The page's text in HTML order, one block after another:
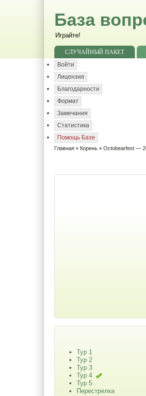
База
Играйте!
СЛУЧАЙНЫЙ ПАКЕТ
Войти
Лицензия
Благодарности
Формат
Замечания
Статистика
Помощь Базе
Главная » Корень »Octobearfest —
Тур 1
Тур 2
Тур 3
Тур 4
Тур 5
Перестрелка